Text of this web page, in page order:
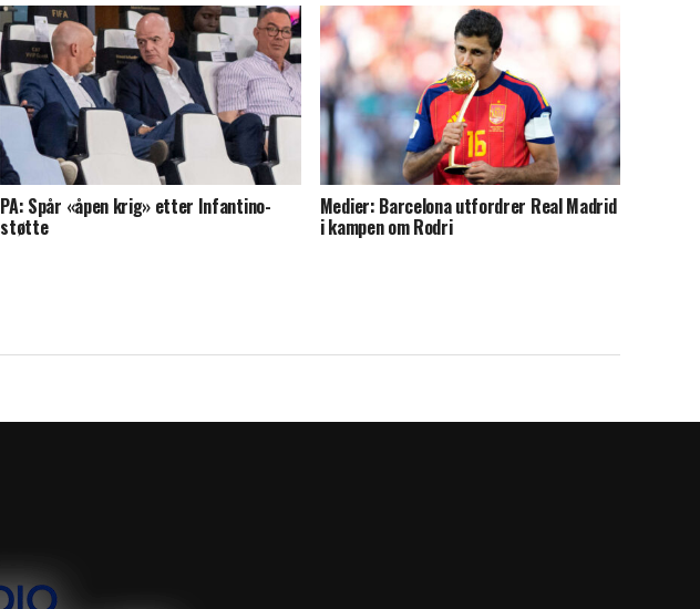
PA: Spår «åpen krig» etter Infantino-
støtte
Medier: Barcelona utfordrer Real Madrid
i kampen om Rodri